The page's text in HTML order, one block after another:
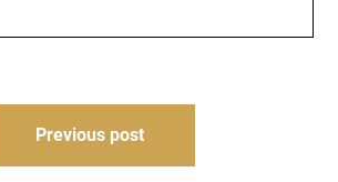
Previous post